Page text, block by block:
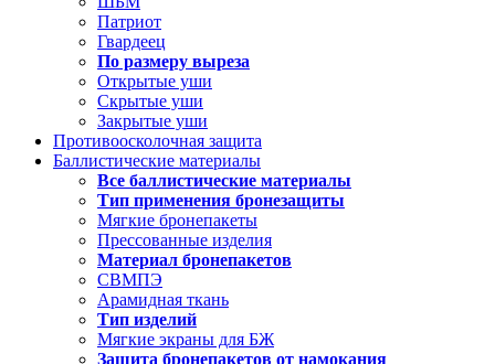
Патриот
Гвардеец
По размеру выреза
Открытые уши
Скрытые уши
Закрытые уши
Противоосколочная защита
Баллистические материалы
Все баллистические материалы
Тип применения бронезащиты
Мягкие бронепакеты
Прессованные изделия
Материал бронепакетов
СВМПЭ
Арамидная ткань
Тип изделий
Мягкие экраны для БЖ
Защита бронепакетов от намокания